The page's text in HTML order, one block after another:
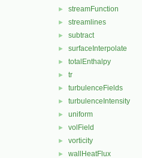
► streamFunction
► streamlines
► subtract
► surfaceInterpolate
► totalEnthalpy
► tr
► turbulenceFields
► turbulenceIntensity
► uniform
► volField
► vorticity
► wallHeatFlux